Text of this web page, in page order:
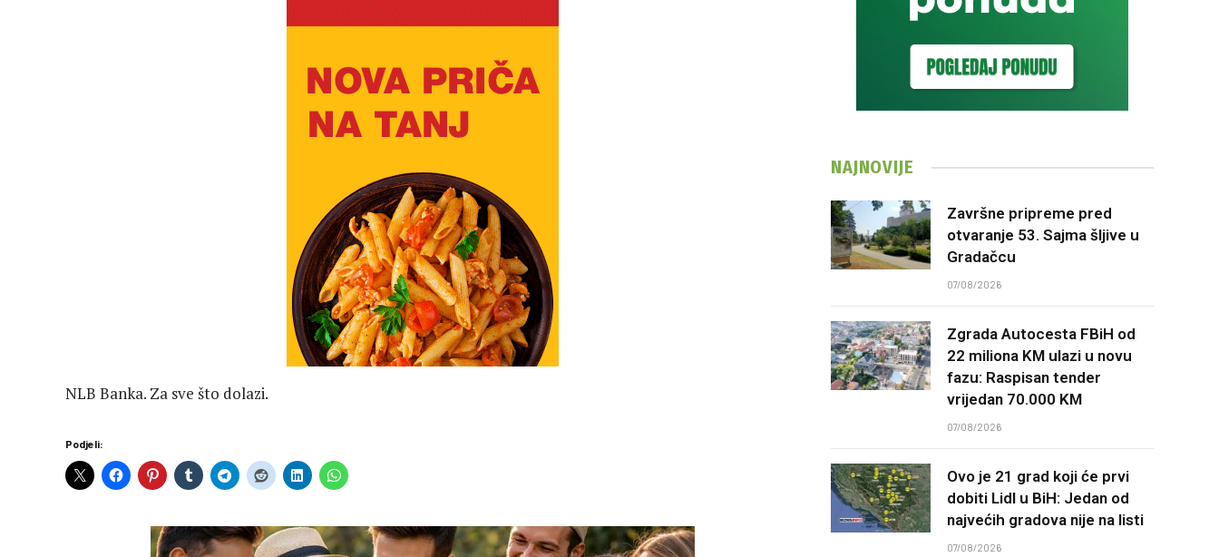
NLB Banka. Za sve što dolazi.
Podjeli:
NAJNOVIJE
Završne pripreme pred
otvaranje 53. Sajma šljive u
Gradačcu
07/08/2026
Zgrada Autocesta FBiH od
22 miliona KM ulazi u novu
fazu: Raspisan tender
vrijedan 70.000 KM
07/08/2026
Ovo je 21 grad koji će prvi
dobiti Lidl u BiH: Jedan od
najvećih gradova nije na listi
07/08/2026